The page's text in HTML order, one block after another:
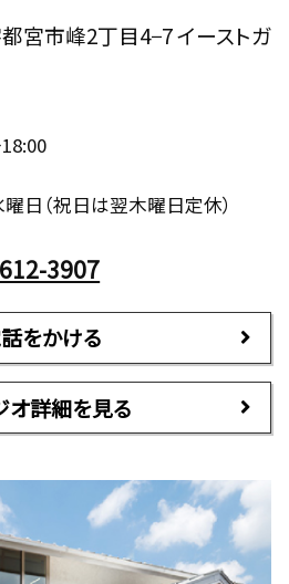
宮市峰2丁目4−7 イーストガ
日（祝日は翌木曜日定休）
3907
をかける
オ詳細を見る